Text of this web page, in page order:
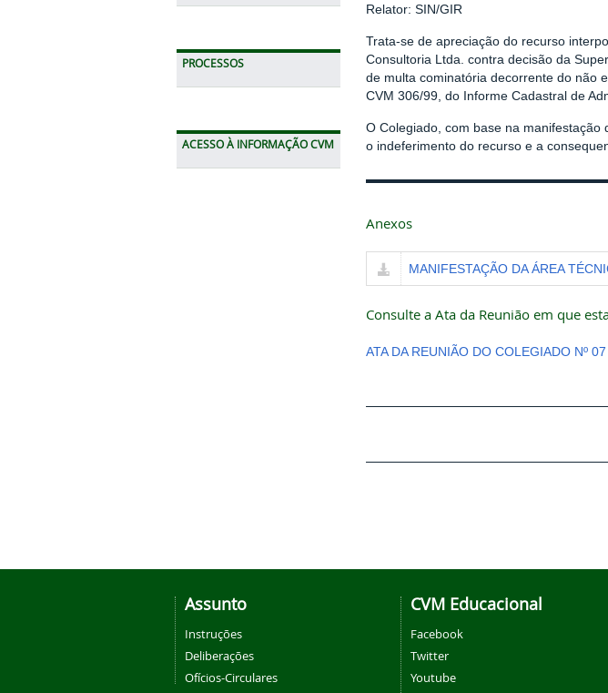
PROCESSOS
ACESSO À INFORMAÇÃO CVM
Relator: SIN/GIR
Trata-se de apreciação do recurso
Consultoria Ltda. contra decisão da
de multa cominatória decorrente do não
CVM 306/99, do Informe Cadastral de
O Colegiado, com base na manifestação
o indeferimento do recurso e a
Anexos
MANIFESTAÇÃO DA ÁREA
Consulte a Ata da Reunião em que
ATA DA REUNIÃO DO COLEGIADO Nº
Assunto
Instruções
Deliberações
Ofícios-Circulares
CVM Educacional
Facebook
Twitter
Youtube